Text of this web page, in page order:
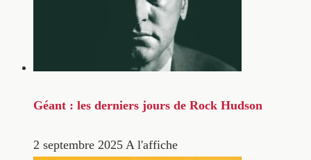
Géant : les derniers jours de Rock Hudson
2 septembre 2025 A l'affiche